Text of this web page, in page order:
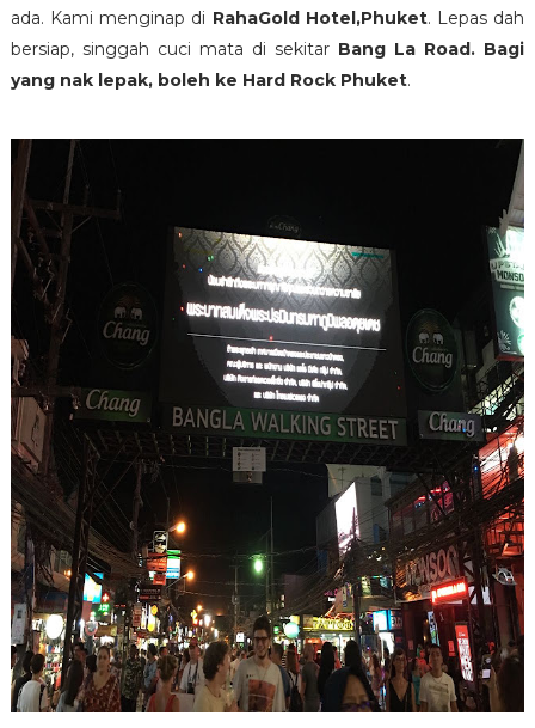
ada. Kami menginap di RahaGold Hotel,Phuket. Lepas dah
bersiap, singgah cuci mata di sekitar Bang La Road. Bagi
yang nak lepak, boleh ke Hard Rock Phuket.